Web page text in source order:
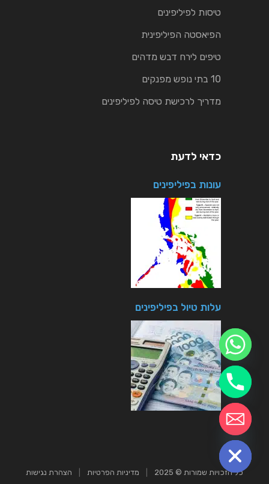
חזרה לטיולים
טיסות לפיליפינים
הפיאסטה הפיליפינית
טיפים לירח דבש מדהים
10 בתי נופש מפנקים
מדריך לרכישת טיסה לפיליפינים
כדאי לדעת
עונות בפיליפינים
עלות טיול בפיליפינים
כל הזכויות שמורות © 2025 מדיניות הפרטיות הצהרת נגישות
Hide
chaty